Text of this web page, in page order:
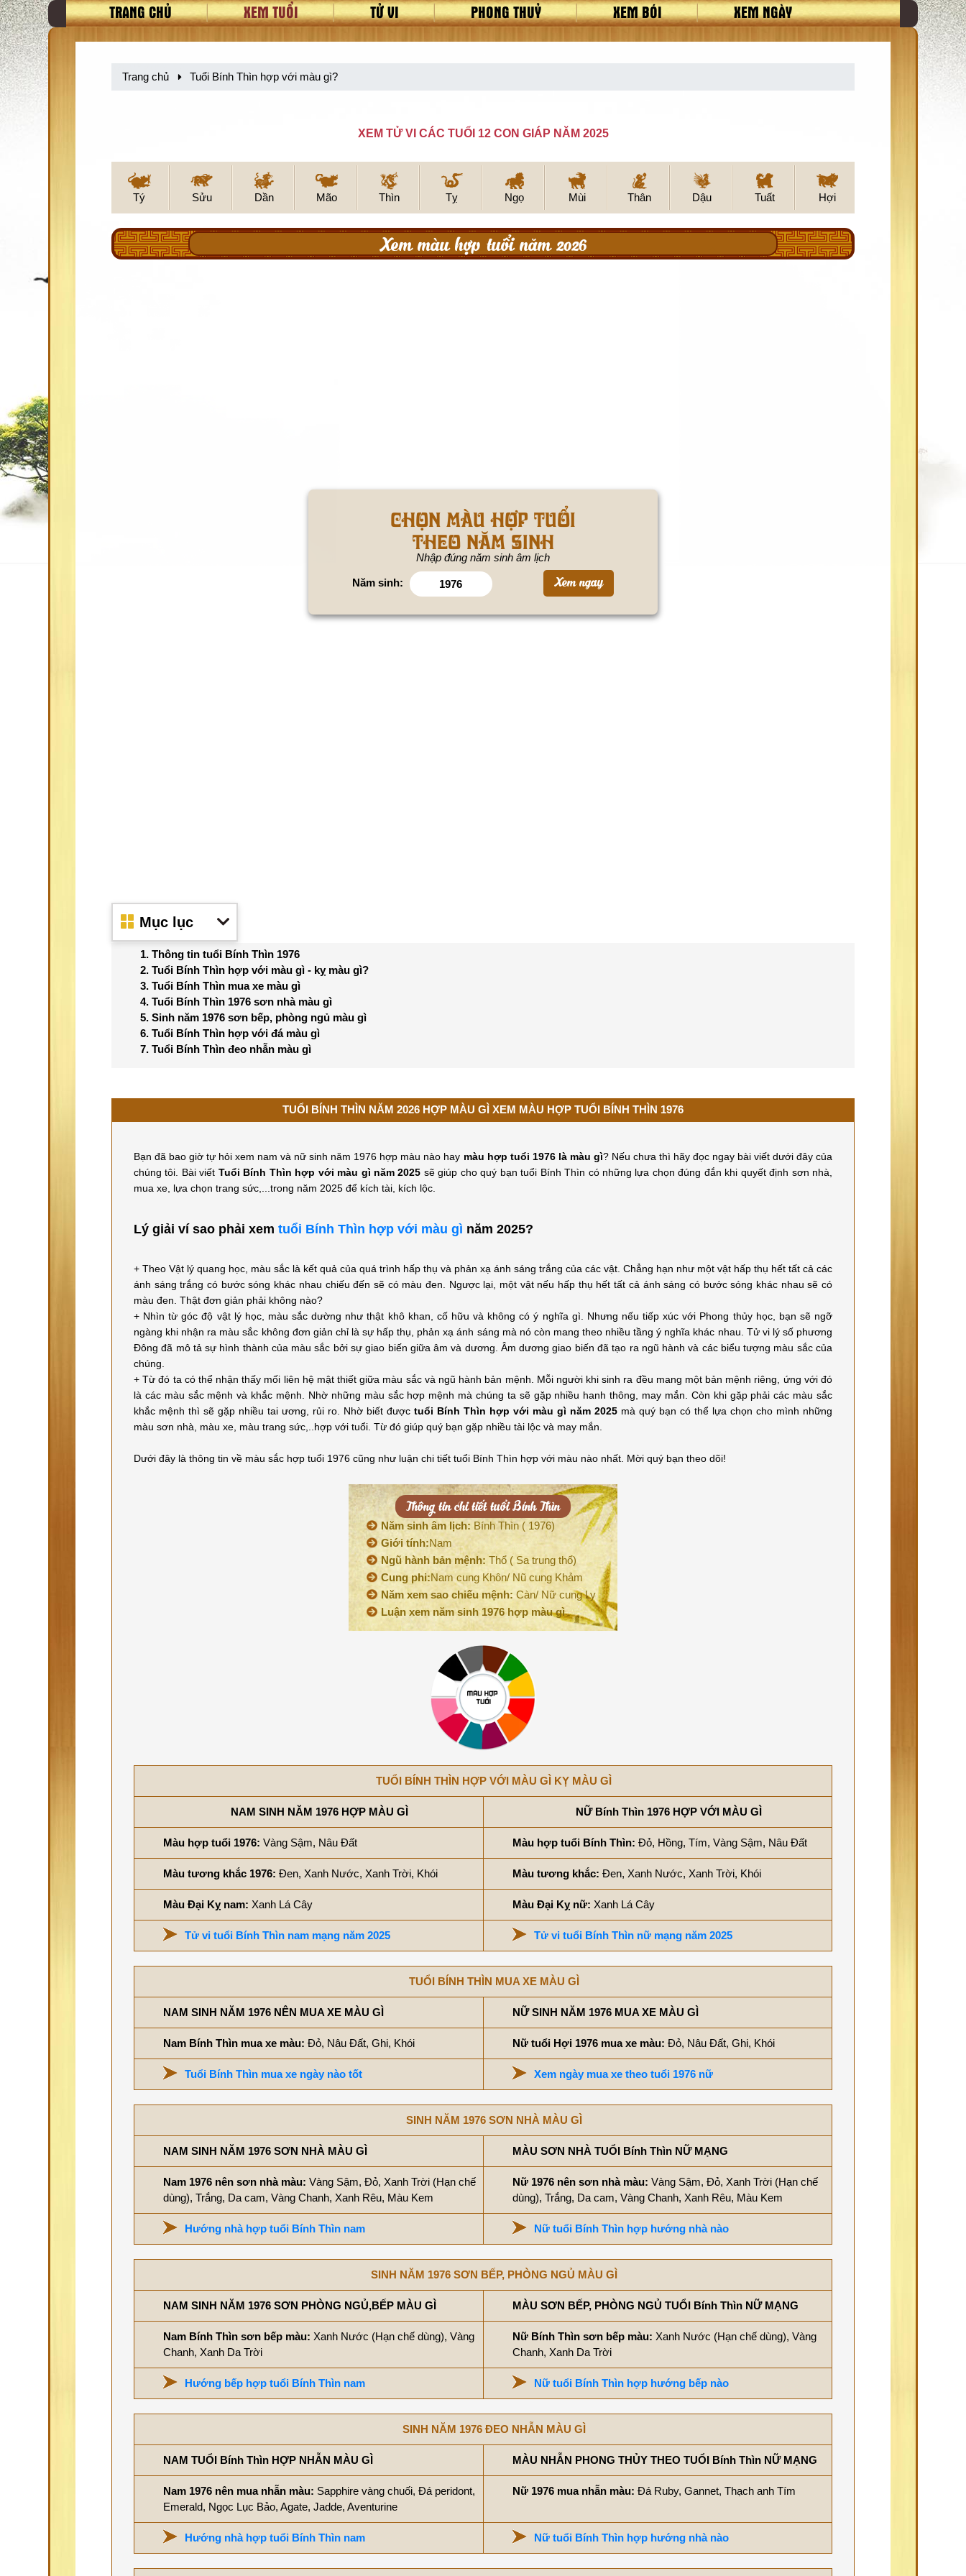
TRANG CHỦ XEM TUỔI TỬ VI PHONG THUỶ XEM BÓI XEM NGÀY
Trang chủ Tuổi Bính Thìn hợp với màu gì?
XEM TỬ VI CÁC TUỔI 12 CON GIÁP NĂM 2025
Tý Sửu Dần Mão Thìn Tỵ Ngọ Mùi Thân Dậu Tuất Hợi
Xem màu hợp tuổi năm 2026
Chọn màu hợp tuổi
theo năm sinh
Nhập đúng năm sinh âm lịch
Năm sinh:
Mục lục
1. Thông tin tuổi Bính Thìn 1976
2. Tuổi Bính Thìn hợp với màu gì - kỵ màu gì?
3. Tuổi Bính Thìn mua xe màu gì
4. Tuổi Bính Thìn 1976 sơn nhà màu gì
5. Sinh năm 1976 sơn bếp, phòng ngủ màu gì
6. Tuổi Bính Thìn hợp với đá màu gì
7. Tuổi Bính Thìn đeo nhẫn màu gì
TUỔI BÍNH THÌN NĂM 2026 HỢP MÀU GÌ XEM MÀU HỢP TUỔI BÍNH THÌN 1976
Bạn đã bao giờ tự hỏi xem nam và nữ sinh năm 1976 hợp màu nào hay màu hợp tuổi 1976 là màu gì? Nếu chưa thì hãy đọc ngay bài viết dưới đây của
chúng tôi. Bài viết Tuổi Bính Thìn hợp với màu gì năm 2025 sẽ giúp cho quý bạn tuổi Bính Thìn có những lựa chọn đúng đắn khi quyết định sơn nhà,
mua xe, lựa chọn trang sức,...trong năm 2025 để kích tài, kích lộc.
Lý giải ví sao phải xem tuổi Bính Thìn hợp với màu gì năm 2025?
+ Theo Vật lý quang học, màu sắc là kết quả của quá trình hấp thụ và phản xạ ánh sáng trắng của các vật. Chẳng hạn như một vật hấp thụ hết tất cả các
ánh sáng trắng có bước sóng khác nhau chiếu đến sẽ có màu đen. Ngược lại, một vật nếu hấp thụ hết tất cả ánh sáng có bước sóng khác nhau sẽ có
màu đen. Thật đơn giản phải không nào?
+ Nhìn từ góc độ vật lý học, màu sắc dường như thật khô khan, cố hữu và không có ý nghĩa gì. Nhưng nếu tiếp xúc với Phong thủy học, bạn sẽ ngỡ
ngàng khi nhận ra màu sắc không đơn giản chỉ là sự hấp thụ, phản xạ ánh sáng mà nó còn mang theo nhiều tầng ý nghĩa khác nhau. Tử vi lý số phương
Đông đã mô tả sự hình thành của màu sắc bởi sự giao biến giữa âm và dương. Âm dương giao biến đã tạo ra ngũ hành và các biểu tượng màu sắc của
chúng.
+ Từ đó ta có thể nhận thấy mối liên hệ mật thiết giữa màu sắc và ngũ hành bản mệnh. Mỗi người khi sinh ra đều mang một bản mệnh riêng, ứng với đó
là các màu sắc mệnh và khắc mệnh. Nhờ những màu sắc hợp mệnh mà chúng ta sẽ gặp nhiều hanh thông, may mắn. Còn khi gặp phải các màu sắc
khắc mệnh thì sẽ gặp nhiều tai ương, rủi ro. Nhờ biết được tuổi Bính Thìn hợp với màu gì năm 2025 mà quý bạn có thể lựa chọn cho mình những
màu sơn nhà, màu xe, màu trang sức,..hợp với tuổi. Từ đó giúp quý bạn gặp nhiều tài lộc và may mắn.
Dưới đây là thông tin về màu sắc hợp tuổi 1976 cũng như luận chi tiết tuổi Bính Thìn hợp với màu nào nhất. Mời quý bạn theo dõi!
Thông tin chi tiết tuổi Bính Thìn
Năm sinh âm lịch: Bính Thìn ( 1976)
Giới tính:Nam
Ngũ hành bản mệnh: Thổ ( Sa trung thổ)
Cung phi:Nam cung Khôn/ Nũ cung Khảm
Năm xem sao chiếu mệnh: Càn/ Nữ cung Ly
Luận xem năm sinh 1976 hợp màu gì
TUỔI BÍNH THÌN HỢP VỚI MÀU GÌ KỴ MÀU GÌ
NAM SINH NĂM 1976 HỢP MÀU GÌ NỮ Bính Thìn 1976 HỢP VỚI MÀU GÌ
Màu hợp tuổi 1976: Vàng Sậm, Nâu Đất Màu hợp tuổi Bính Thìn: Đỏ, Hồng, Tím, Vàng Sậm, Nâu Đất
Màu tương khắc 1976: Đen, Xanh Nước, Xanh Trời, Khói Màu tương khắc: Đen, Xanh Nước, Xanh Trời, Khói
Màu Đại Kỵ nam: Xanh Lá Cây Màu Đại Kỵ nữ: Xanh Lá Cây
Tử vi tuổi Bính Thìn nam mạng năm 2025 Tử vi tuổi Bính Thìn nữ mạng năm 2025
TUỔI BÍNH THÌN MUA XE MÀU GÌ
NAM SINH NĂM 1976 NÊN MUA XE MÀU GÌ NỮ SINH NĂM 1976 MUA XE MÀU GÌ
Nam Bính Thìn mua xe màu: Đỏ, Nâu Đất, Ghi, Khói Nữ tuổi Hợi 1976 mua xe màu: Đỏ, Nâu Đất, Ghi, Khói
Tuổi Bính Thìn mua xe ngày nào tốt Xem ngày mua xe theo tuổi 1976 nữ
SINH NĂM 1976 SƠN NHÀ MÀU GÌ
NAM SINH NĂM 1976 SƠN NHÀ MÀU GÌ MÀU SƠN NHÀ TUỔI Bính Thìn NỮ MẠNG
Nam 1976 nên sơn nhà màu: Vàng Sậm, Đỏ, Xanh Trời (Hạn chế
dùng), Trắng, Da cam, Vàng Chanh, Xanh Rêu, Màu Kem
Nữ 1976 nên sơn nhà màu: Vàng Sậm, Đỏ, Xanh Trời (Hạn chế
dùng), Trắng, Da cam, Vàng Chanh, Xanh Rêu, Màu Kem
Hướng nhà hợp tuổi Bính Thìn nam Nữ tuổi Bính Thìn hợp hướng nhà nào
SINH NĂM 1976 SƠN BẾP, PHÒNG NGỦ MÀU GÌ
NAM SINH NĂM 1976 SƠN PHÒNG NGỦ,BẾP MÀU GÌ MÀU SƠN BẾP, PHÒNG NGỦ TUỔI Bính Thìn NỮ MẠNG
Nam Bính Thìn sơn bếp màu: Xanh Nước (Hạn chế dùng), Vàng
Chanh, Xanh Da Trời
Nữ Bính Thìn sơn bếp màu: Xanh Nước (Hạn chế dùng), Vàng
Chanh, Xanh Da Trời
Hướng bếp hợp tuổi Bính Thìn nam Nữ tuổi Bính Thìn hợp hướng bếp nào
SINH NĂM 1976 ĐEO NHẪN MÀU GÌ
NAM TUỔI Bính Thìn HỢP NHẪN MÀU GÌ MÀU NHẪN PHONG THỦY THEO TUỔI Bính Thìn NỮ MẠNG
Nam 1976 nên mua nhẫn màu: Sapphire vàng chuối, Đá peridont,
Emerald, Ngọc Lục Bảo, Agate, Jadde, Aventurine
Nữ 1976 mua nhẫn màu: Đá Ruby, Gannet, Thạch anh Tím
Hướng nhà hợp tuổi Bính Thìn nam Nữ tuổi Bính Thìn hợp hướng nhà nào